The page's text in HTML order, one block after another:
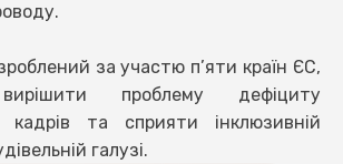
за участю п’яти країн ЄС,
проблему дефіциту
кадрів та сприяти інклюзивній
галузі.